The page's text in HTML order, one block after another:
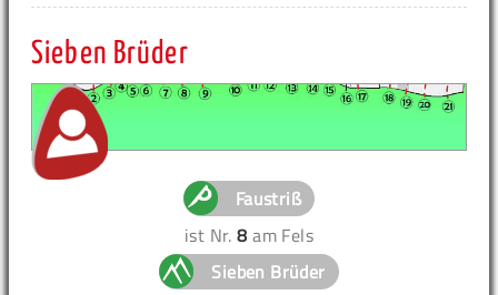
Sieben Brüder
Faustriß
ist Nr.8 am Fels
Sieben Brüder